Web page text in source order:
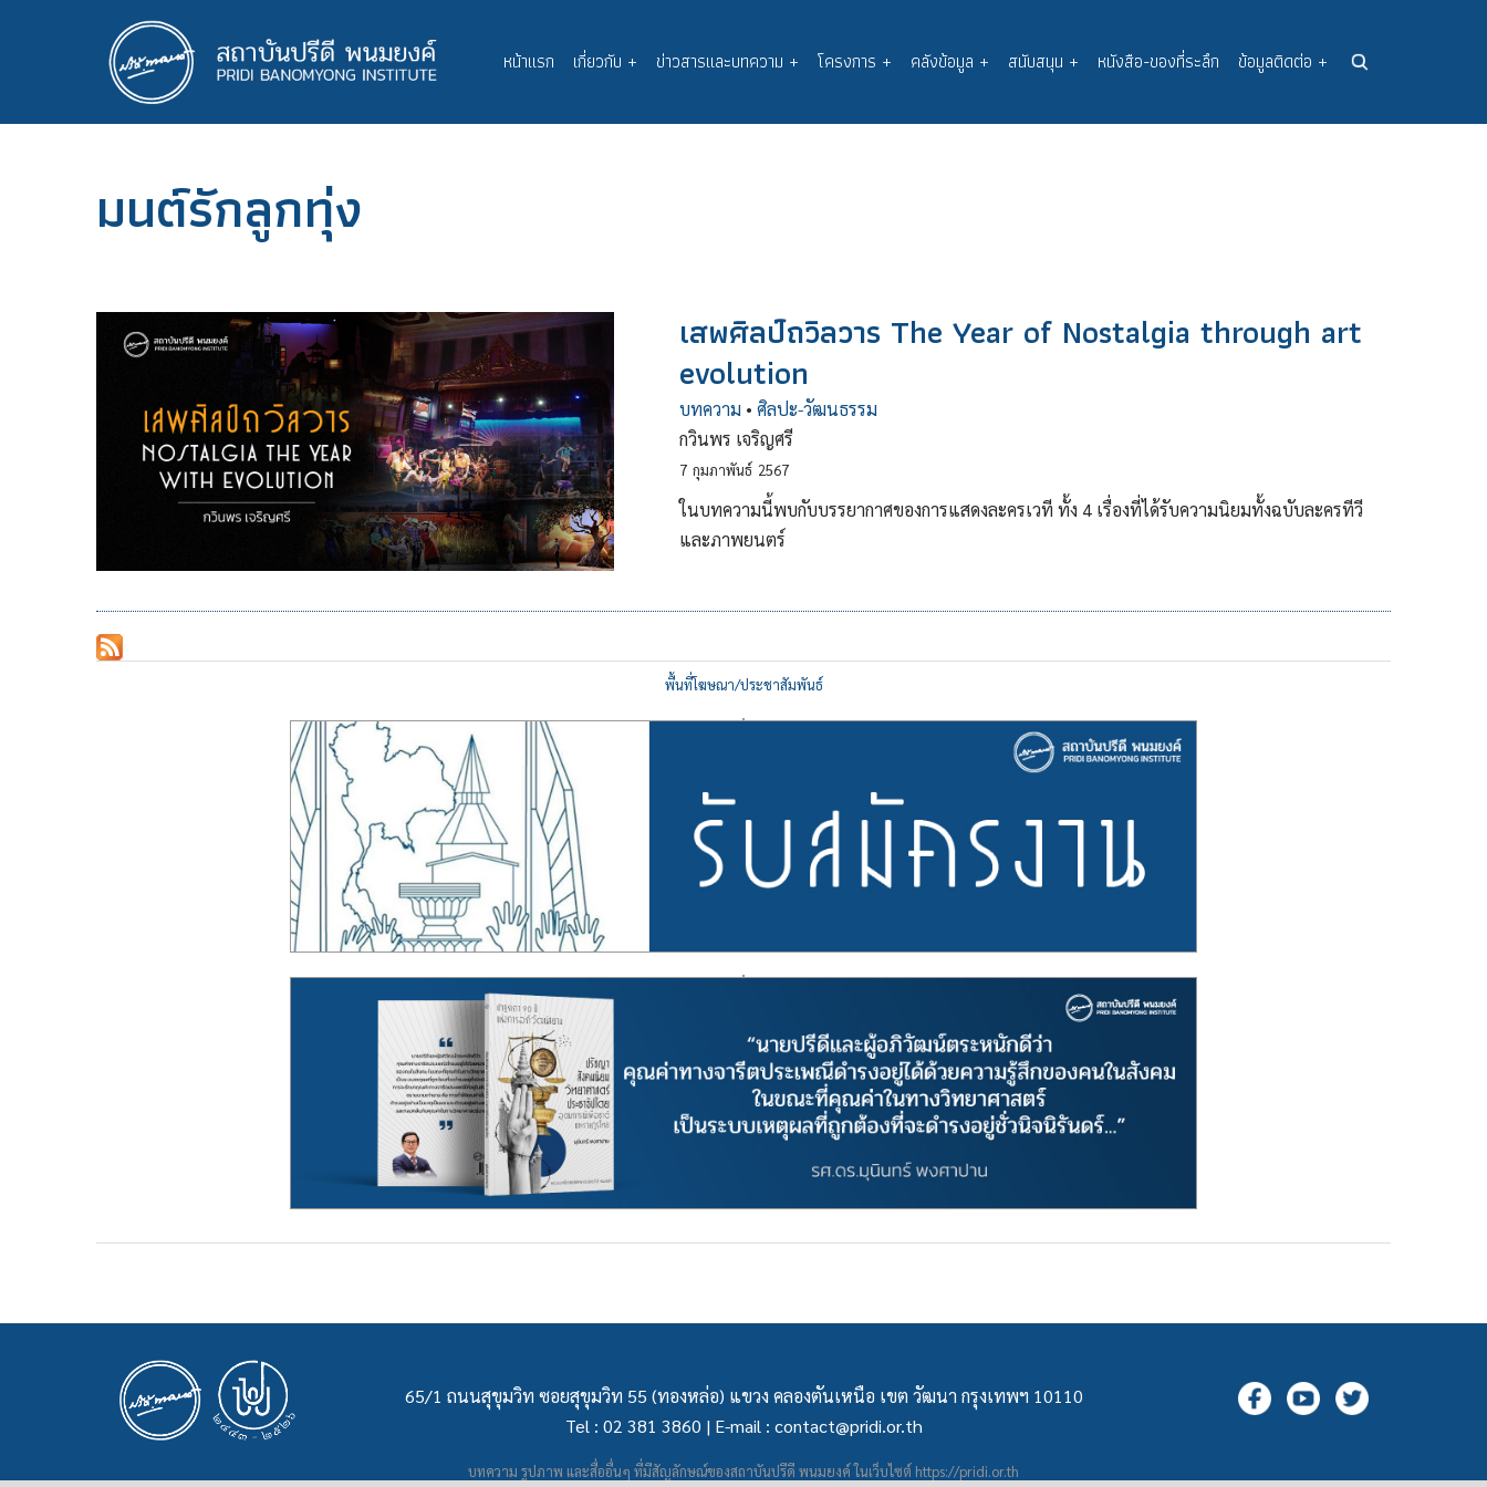
Main
navigation
หน้าแรก เกี่ยวกับ + ข่าวสารและบทความ + โครงการ + คลังข้อมูล + สนับสนุน + หนังสือ-ของที่ระลึก ข้อมูลติดต่อ +
มนต์รักลูกทุ่ง
เสพศิลป์ถวิลวาร The Year of Nostalgia through art
evolution
บทความ • ศิลปะ-วัฒนธรรม
กวินพร เจริญศรี
7 กุมภาพันธ์ 2567
ในบทความนี้พบกับบรรยากาศของการแสดงละครเวที ทั้ง 4 เรื่องที่ได้รับความนิยมทั้งฉบับละครทีวี
และภาพยนตร์
พื้นที่โฆษณา/ประชาสัมพันธ์
65/1 ถนนสุขุมวิท ซอยสุขุมวิท 55 (ทองหล่อ) แขวง คลองตันเหนือ เขต วัฒนา กรุงเทพฯ 10110
Tel : 02 381 3860 | E-mail : contact@pridi.or.th
บทความ รูปภาพ และสื่ออื่นๆ ที่มีสัญลักษณ์ของสถาบันปรีดี พนมยงค์ ในเว็บไซต์ https://pridi.or.th